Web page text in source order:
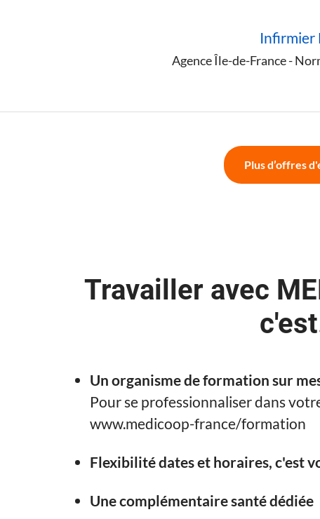
Infirmier
Agence Île-de-France -
Plus d’offres
Travailler avec
Un organisme de formation sur
Pour se professionnaliser dans
www.medicoop-france/formation
Flexibilité dates et horaires, c'est
Une complémentaire santé dédiée